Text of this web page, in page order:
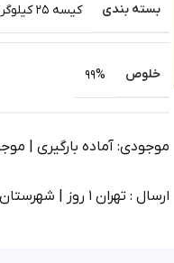
بسته بندی کیسه 25 کیلوگرم
خلوص 99%
موجودی: آماده بارگیری |
ارسال : تهران 1 روز | شهرستان 2 تا 3 روز